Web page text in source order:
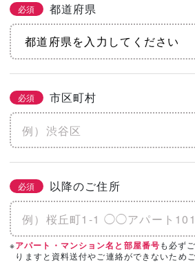
必須 都道府県
必須 市区町村
必須 以降のご住所
※アパート・マンション名と部屋番号も必ず
りますと資料送付やご連絡ができないため